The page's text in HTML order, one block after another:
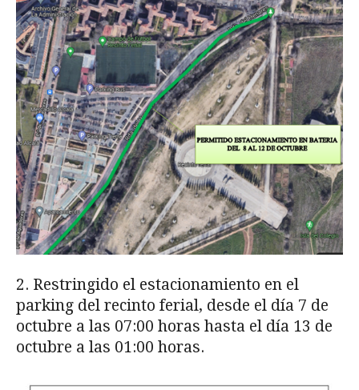
2. Restringido el estacionamiento en el
parking del recinto ferial, desde el día 7 de
octubre a las 07:00 horas hasta el día 13 de
octubre a las 01:00 horas.